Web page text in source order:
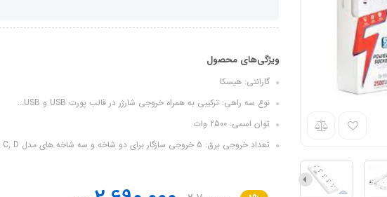
ویژگی‌های محصول
گارانتی: هیسکا
نوع سه راهی: ترکیبی به همراه خروجی شارژر در قالب پورت USB و USB...
توان اسمی: 2500 وات
تعداد خروجی برق: 5 خروجی سازگار برای دو شاخه و سه شاخه های مدل A, B, C, D,...